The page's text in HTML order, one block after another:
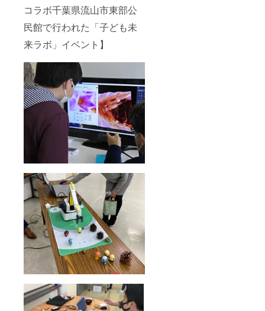
コラボ千葉県流山市東部公
民館で行われた「子ども未
来ラボ」イベント】